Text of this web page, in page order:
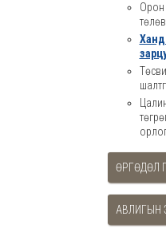
Орон
ӨРГӨДӨЛ
АВЛИГЫН